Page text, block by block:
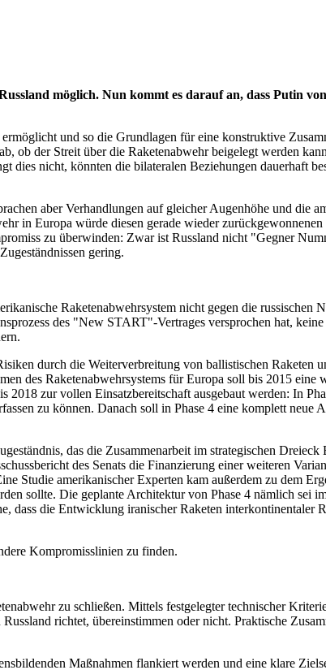
möglich. Nun kommt es darauf an, dass Putin
und so die Grundlagen für eine konstruktive
ob der Streit über die Raketenabwehr beigelegt werden
nicht, könnten die bilateralen Beziehungen dauerhaft
aber Verhandlungen auf gleicher Augenhöhe und die
in Europa würde diesen gerade wieder
zu überwinden: Zwar ist Russland nicht "Gegner
gering.
Raketenabwehrsystem nicht gegen die russischen
des "New START"-Vertrages versprochen hat,
durch die Weiterverbreitung von ballistischen Raketen
des Raketenabwehrsystems für Europa soll bis 2015 eine
zur vollen Einsatzbereitschaft ausgebaut werden: In
zu können. Danach soll in Phase 4 eine komplett neue
das die Zusammenarbeit im strategischen Dreieck
des Senats die Finanzierung einer weiteren
Studie amerikanischer Experten kam außerdem zu dem
sollte. Die geplante Architektur von Phase 4 nämlich sei
dass die Entwicklung iranischer Raketen interkontinentaler
Kompromisslinien zu finden.
zu schließen. Mittels festgelegter technischer
richtet, übereinstimmen oder nicht. Praktische
Maßnahmen flankiert werden und eine klare